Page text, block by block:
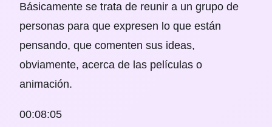
Básicamente se trata de reunir a un grupo de
personas para que expresen lo que están
pensando, que comenten sus ideas,
obviamente, acerca de las películas o
animación.
00:08:05